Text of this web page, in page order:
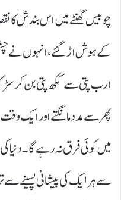
چوبیس گھنٹے میں اس بندش کا
کے ہوش اڑ گئے، انہوں نے چشم
ارب پتی سے ککھ پتی بن کر
پھر سے مدد مانگتے اور ایک
میں کوئی فرق نہ رہے گا۔ دنیا
سے ہر ایک کی پیشانی پسینے